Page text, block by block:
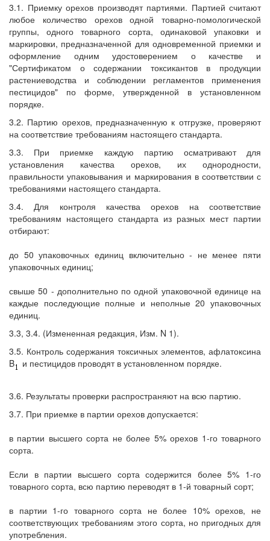
3.1. Приемку орехов производят партиями. Партией считают
любое количество орехов одной товарно-помологической
группы, одного товарного сорта, одинаковой упаковки и
маркировки, предназначенной для одновременной приемки и
оформление одним удостоверением о качестве и
"Сертификатом о содержании токсикантов в продукции
растениеводства и соблюдении регламентов применения
пестицидов" по форме, утвержденной в установленном
порядке.
3.2. Партию орехов, предназначенную к отгрузке, проверяют
на соответствие требованиям настоящего стандарта.
3.3. При приемке каждую партию осматривают для
установления качества орехов, их однородности,
правильности упаковывания и маркирования в соответствии с
требованиями настоящего стандарта.
3.4. Для контроля качества орехов на соответствие
требованиям настоящего стандарта из разных мест партии
отбирают:
до 50 упаковочных единиц включительно - не менее пяти
упаковочных единиц;
свыше 50 - дополнительно по одной упаковочной единице на
каждые последующие полные и неполные 20 упаковочных
единиц.
3.3, 3.4. (Измененная редакция, Изм. N 1).
3.5. Контроль содержания токсичных элементов, афлатоксина
B
и пестицидов проводят в установленном порядке.
3.6. Результаты проверки распространяют на всю партию.
3.7. При приемке в партии орехов допускается:
в партии высшего сорта не более 5% орехов 1-го товарного
сорта.
Если в партии высшего сорта содержится более 5% 1-го
товарного сорта, всю партию переводят в 1-й товарный сорт;
в партии 1-го товарного сорта не более 10% орехов, не
соответствующих требованиям этого сорта, но пригодных для
употребления.